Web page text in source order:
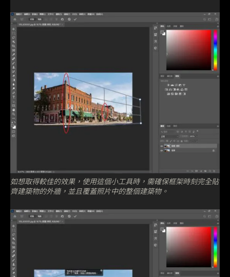
如想取得較佳的效果，使用這個小工具時，需確保框架時刻完全貼
齊建築物的外牆，並且覆蓋照片中的整個建築物。